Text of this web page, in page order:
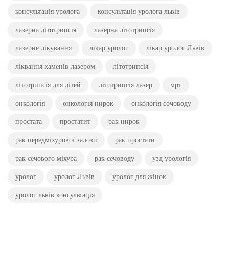
консультація уролога консультація уролога львів
лазерна дітотрипсія лазерна літотрипсія
лазерне лікування лікар уролог лікар уролог Львів
ліквання каменів лазером літотрипсія
літотрипсія для дітей літотрипсія лазер мрт
онкологія онкологія нирок онкологія сочоводу
простата простатит рак нирок
рак передміхурової залози рак простати
рак сечового міхура рак сечоводу узд урологія
уролог уролог Львів уролог для жінок
уролог львів консультація